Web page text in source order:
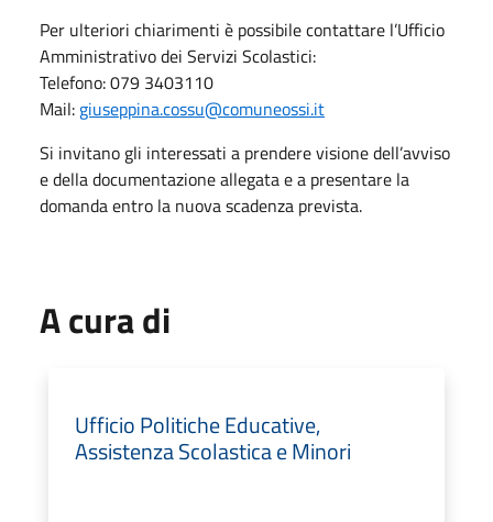
Per ulteriori chiarimenti è possibile contattare l’Ufficio
Amministrativo dei Servizi Scolastici:
Telefono: 079 3403110
Mail: giuseppina.cossu@comuneossi.it
Si invitano gli interessati a prendere visione dell’avviso
e della documentazione allegata e a presentare la
domanda entro la nuova scadenza prevista.
A cura di
Ufficio Politiche Educative,
Assistenza Scolastica e Minori